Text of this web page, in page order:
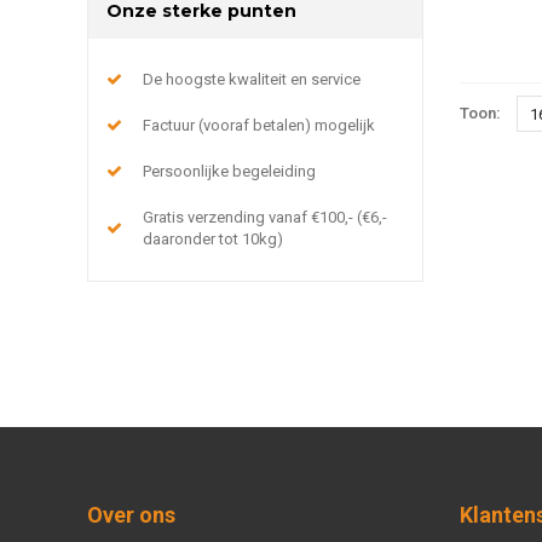
Onze sterke punten
De hoogste kwaliteit en service
Factuur (vooraf betalen) mogelijk
Persoonlijke begeleiding
Gratis verzending vanaf €100,- (€6,-
daaronder tot 10kg)
Toon:
Over ons